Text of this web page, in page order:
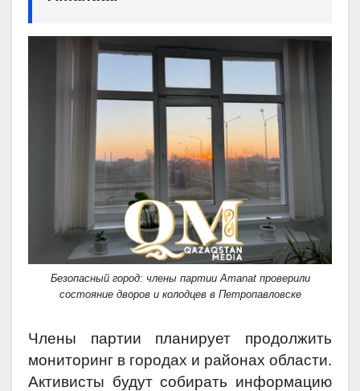
Безопасный город: члены партии Аmanat проверили
состояние дворов и колодцев в Петропавловске
Члены партии планирует продолжить
мониторинг в городах и районах области.
Активисты будут собирать информацию